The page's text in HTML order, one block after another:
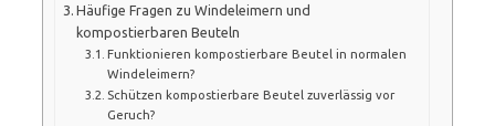
Häufige Fragen zu Windeleimern und
kompostierbaren Beuteln
Funktionieren kompostierbare Beutel in normalen
Windeleimern?
Schützen kompostierbare Beutel zuverlässig vor
Geruch?